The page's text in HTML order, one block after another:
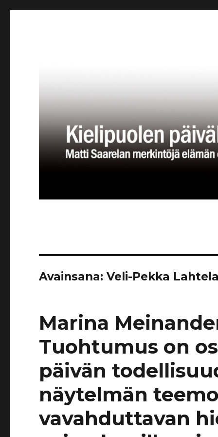
Avainsana:Veli-Pekka Lahtela
Marina
Tuohtumus on
päivän
näytelmän
vavahduttavan